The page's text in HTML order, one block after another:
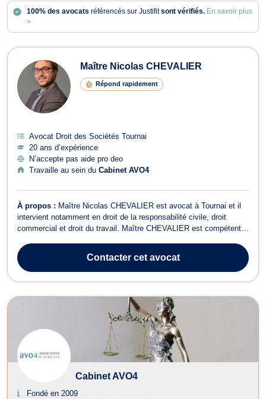
100% des avocats référencés sur Justifitsont vérifiés. En savoir plus
>
Avocats en Droit des Sociétés à
Maître Nicolas CHEVALIER
Répond rapidement
Avocat Droit des Sociétés Tournai
20 ans d’expérience
N’accepte pas aide pro deo
Travaille au sein du Cabinet AVO4
À propos : Maître Nicolas CHEVALIER est avocat à Tournai et il
intervient notamment en droit de la responsabilité civile, droit
commercial et droit du travail. Maître CHEVALIER est compétent
contentieux, que vous ayez subi un dommage (accident, dommage
du fait d’un produit, p...Contactercet avocat
Cabinet AVO4
Fondé en 2009